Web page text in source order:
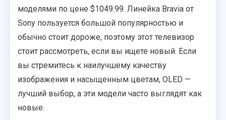
моделями по цене $1049.99. Линейка Bravia от
Sony пользуется большой популярностью и
обычно стоит дороже, поэтому этот телевизор
стоит рассмотреть, если вы ищете новый. Если
вы стремитесь к наилучшему качеству
изображения и насыщенным цветам, OLED —
лучший выбор, а эти модели часто выглядят как
новые.